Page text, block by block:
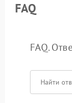
FAQ
FAQ.